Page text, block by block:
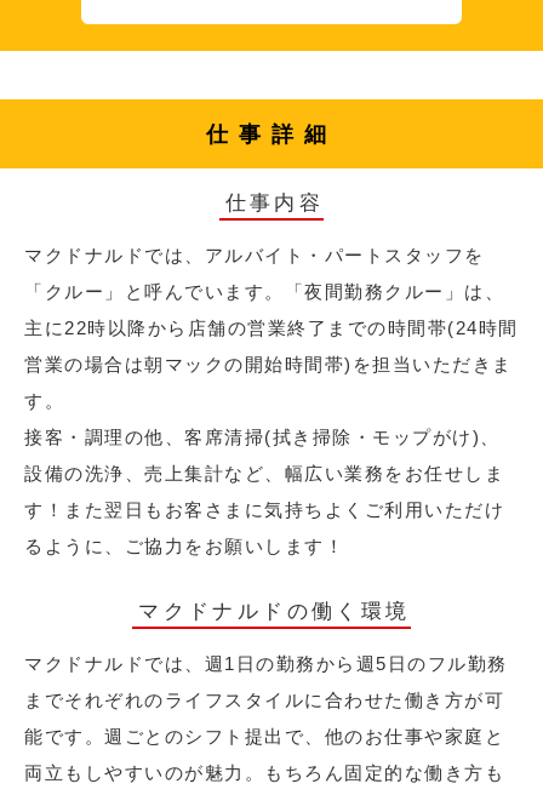
仕事詳細
仕事内容
マクドナルドでは、アルバイト・パートスタッフを
「クルー」と呼んでいます。「夜間勤務クルー」は、
主に22時以降から店舗の営業終了までの時間帯(24時間
営業の場合は朝マックの開始時間帯)を担当いただきま
す。
接客・調理の他、客席清掃(拭き掃除・モップがけ)、
設備の洗浄、売上集計など、幅広い業務をお任せしま
す！また翌日もお客さまに気持ちよくご利用いただけ
るように、ご協力をお願いします！
マクドナルドの働く環境
マクドナルドでは、週1日の勤務から週5日のフル勤務
までそれぞれのライフスタイルに合わせた働き方が可
能です。週ごとのシフト提出で、他のお仕事や家庭と
両立もしやすいのが魅力。もちろん固定的な働き方も